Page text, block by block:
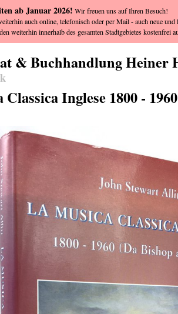
& Buchhandlung Heiner
Inglese 1800 -
ab Januar 2026! Wir freuen uns auf Ihren Besuch!
auch online, telefonisch oder per Mail - auch neue
weiterhin innerhalb des gesamten Stadtgebietes kostenfrei